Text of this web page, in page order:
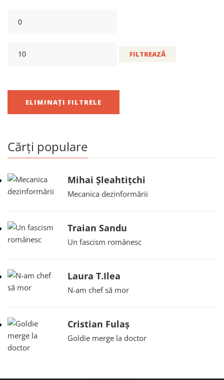
FILTREAZĂ
ELIMINAȚI FILTRELE
Cărți populare
Mihai Șleahtițchi
Mecanica dezinformării
Traian Sandu
Un fascism românesc
Laura T.Ilea
N-am chef să mor
Cristian Fulaș
Goldie merge la doctor